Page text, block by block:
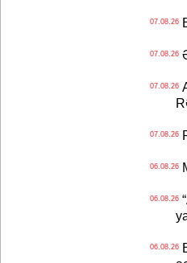
07.08.26
07.08.26
07.08.26
07.08.26
06.08.26
06.08.26
06.08.26